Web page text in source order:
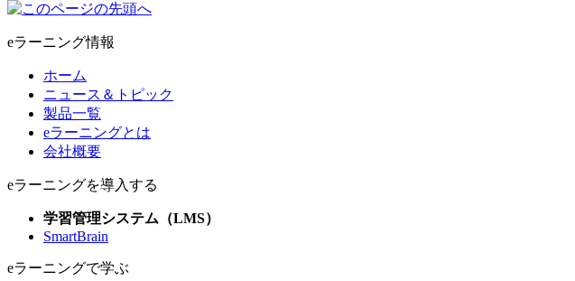
eラーニング情報
ホーム
ニュース＆トピック
製品一覧
eラーニングとは
会社概要
eラーニングを導入する
学習管理システム（LMS）
SmartBrain
eラーニングで学ぶ